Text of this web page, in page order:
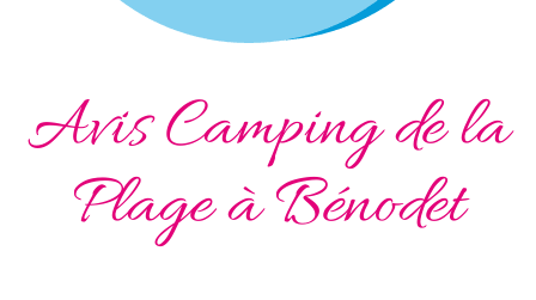
Avis Camping de la
Plage à Bénodet